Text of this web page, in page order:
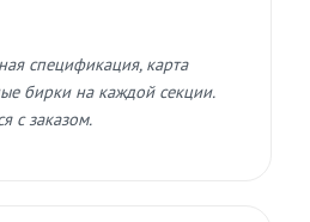
спецификация, карта
бирки на каждой секции.
с заказом.